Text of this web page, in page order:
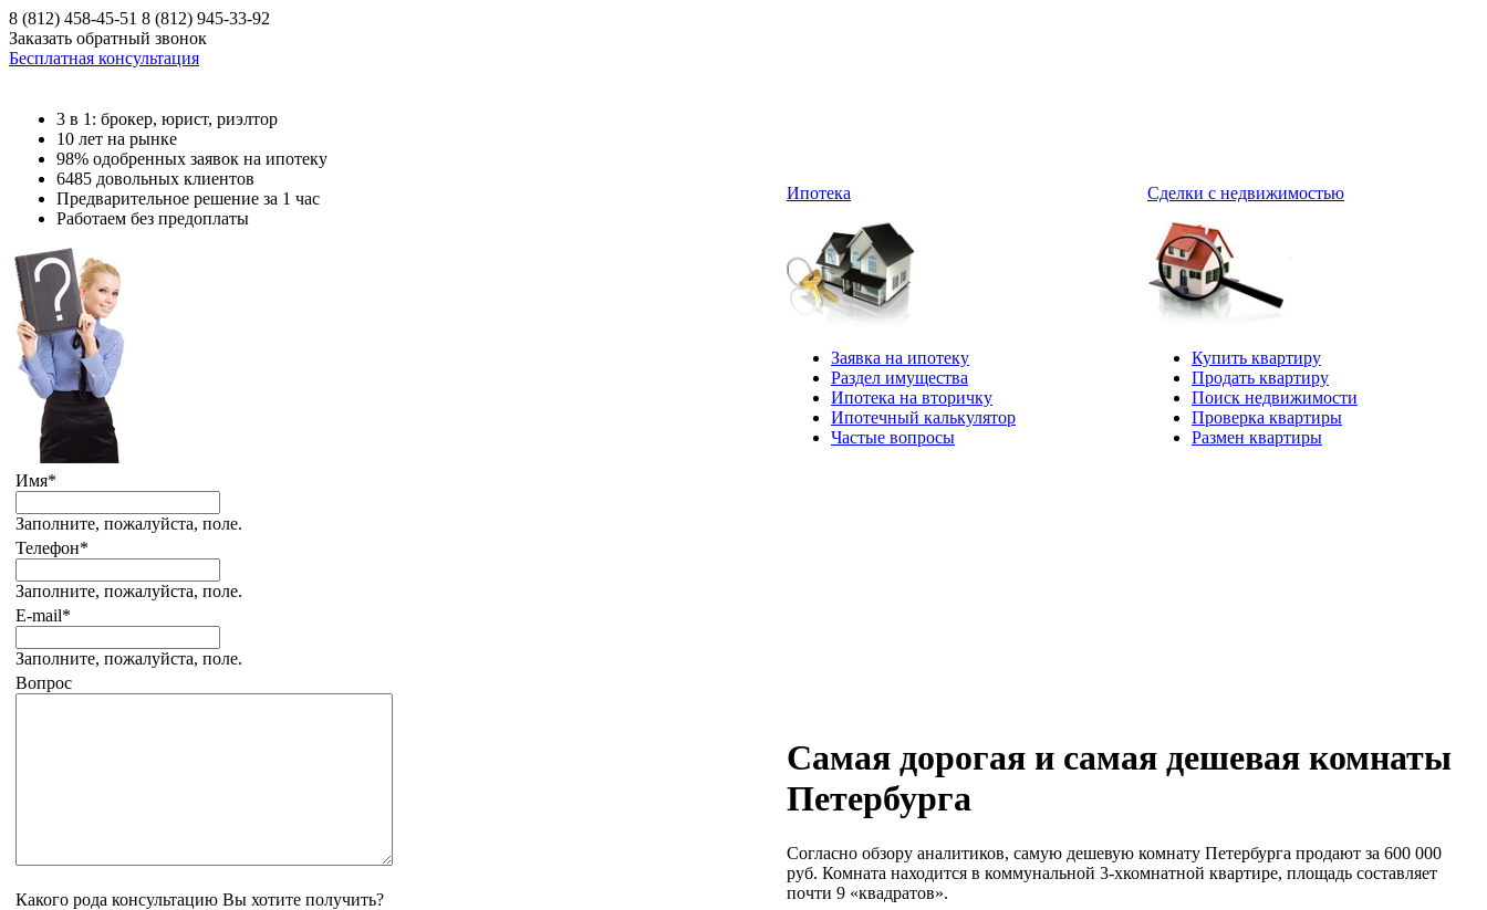
8 (812) 458-45-51 8 (812) 945-33-92
Заказать обратный звонок
Бесплатная консультация
3 в 1: брокер, юрист, риэлтор
10 лет на рынке
98% одобренных заявок на ипотеку
6485 довольных клиентов
Предварительное решение за 1 час
Работаем без предоплаты
Имя*
Заполните, пожалуйста, поле.
Телефон*
Заполните, пожалуйста, поле.
E-mail*
Заполните, пожалуйста, поле.
Вопрос
Какого рода консультацию Вы хотите получить?
Ипотека
Заявка на ипотеку
Раздел имущества
Ипотека на вторичку
Ипотечный калькулятор
Частые вопросы
Сделки с недвижимостью
Купить квартиру
Продать квартиру
Поиск недвижимости
Проверка квартиры
Размен квартиры
Самая дорогая и самая дешевая комнаты
Петербурга
Согласно обзору аналитиков, самую дешевую комнату Петербурга продают за 600 000
руб. Комната находится в коммунальной 3-хкомнатной квартире, площадь составляет
почти 9 «квадратов».